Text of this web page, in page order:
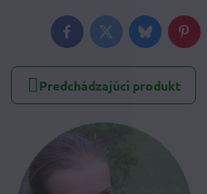
FacebookTwitterBluesky
Predchádzajúci produkt